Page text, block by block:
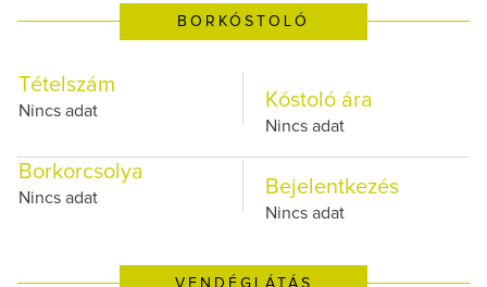
BORKÓSTOLÓ
Tételszám
Nincs adat Kóstoló ára
Nincs adat
Borkorcsolya
Nincs adat Bejelentkezés
Nincs adat
VENDÉGLÁTÁS